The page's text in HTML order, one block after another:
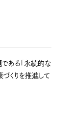
である「永続的な
くりを推進して